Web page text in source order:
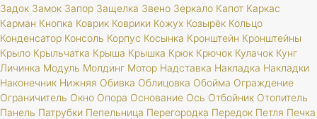
Задок Замок Запор Защелка Звено Зеркало Капот Каркас
Карман Кнопка Коврик Коврики Кожух Козырёк Кольцо
Конденсатор Консоль Корпус Косынка Кронштейн Кронштейны
Крыло Крыльчатка Крыша Крышка Крюк Крючок Кулачок Кунг
Личинка Модуль Молдинг Мотор Надставка Накладка Накладки
Наконечник Нижняя Обивка Облицовка Обойма Ограждение
Ограничитель Окно Опора Основание Ось Отбойник Отопитель
Панель Патрубки Пепельница Перегородка Передок Петля Печка